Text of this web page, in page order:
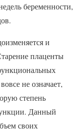
беременности,
и
плаценты
не означает,
степень
Данный
своих